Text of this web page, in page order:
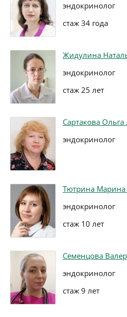
эндокринолог
стаж 34 года
Жидулина
эндокринолог
стаж 25 лет
Сартакова
эндокринолог
Тютрина Марина
эндокринолог
стаж 10 лет
Семенцова
эндокринолог
стаж 9 лет